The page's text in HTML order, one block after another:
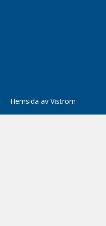
Hemsida av Viström